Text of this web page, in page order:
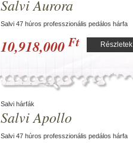
Salvi Aurora
Salvi 47 húros professzionális pedálos hárfa
10,918,000Ft Részletek
Salvi hárfák
Salvi Apollo
Salvi 47 húros professzionális pedálos hárfa